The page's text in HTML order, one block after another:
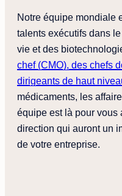
Notre équipe mondiale
talents exécutifs dans
vie et des
chef (CMO), des chefs
dirigeants de haut
médicaments, les
équipe est là pour vous
direction qui auront un
de votre entreprise.